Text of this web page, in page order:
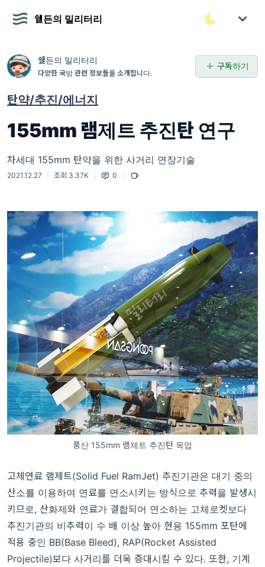
쉘든의 밀리터리
쉘든의 밀리터리
다양한 국방 관련 정보들을 소개합니다.
구독하기
탄약/추진/에너지
155mm 램제트 추진탄 연구
차세대 155mm 탄약을 위한 사거리 연장기술
2021.12.27 조회 3.37K 0
풍산 155mm 램제트 추진탄 목업
고체연료 램제트(Solid Fuel RamJet) 추진기관은 대기 중의
산소를 이용하여 연료를 연소시키는 방식으로 추력을 발생시
키므로, 산화제와 연료가 결합되어 연소하는 고체로켓보다
추진기관의 비추력이 수 배 이상 높아 현용 155mm 포탄에
적용 중인 BB(Base Bleed), RAP(Rocket Assisted
Projectile)보다 사거리를 더욱 증대시킬 수 있다. 또한, 기계